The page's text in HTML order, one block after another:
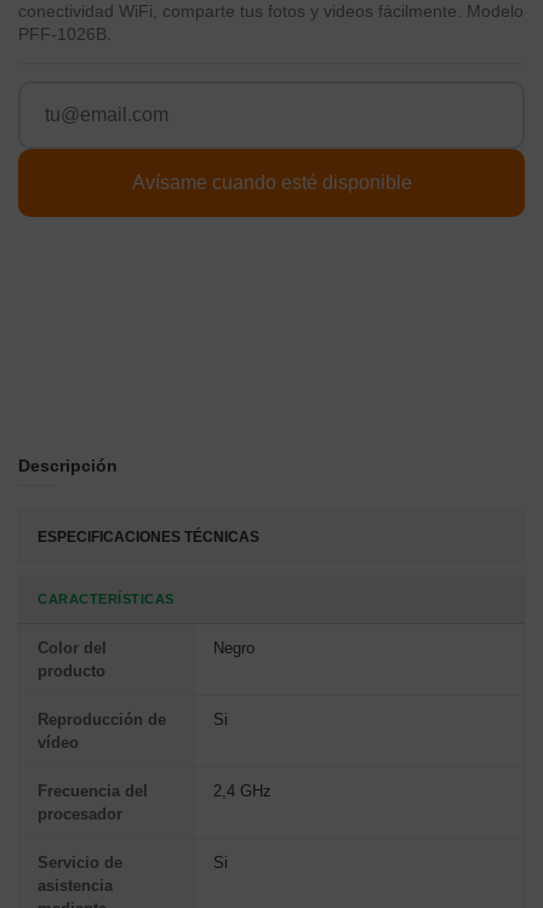
conectividad WiFi, comparte tus fotos y videos fácilmente. Modelo
PFF-1026B.
Descripción
ESPECIFICACIONES TÉCNICAS
CARACTERÍSTICAS
Color del
producto
Negro
Reproducción de
vídeo
Si
Frecuencia del
procesador
2,4 GHz
Servicio de
asistencia
Si